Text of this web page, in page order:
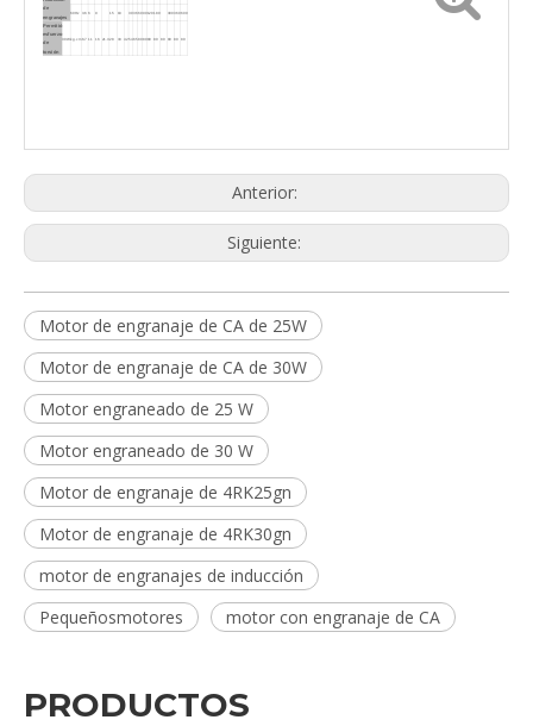
de
engranajes
60Hz 3.6 6 9 15 18 30366090120180 300360600
Permitió
esfuerzo
de
torsión
30Wkg.cm 6.7 11 16 21.328 33 425465 808080 80 80 80 80 80
Anterior:
Siguiente:
Motor de engranaje de CA de 25W
Motor de engranaje de CA de 30W
Motor engraneado de 25 W
Motor engraneado de 30 W
Motor de engranaje de 4RK25gn
Motor de engranaje de 4RK30gn
motor de engranajes de inducción
Pequeñosmotores
motor con engranaje de CA
PRODUCTOS